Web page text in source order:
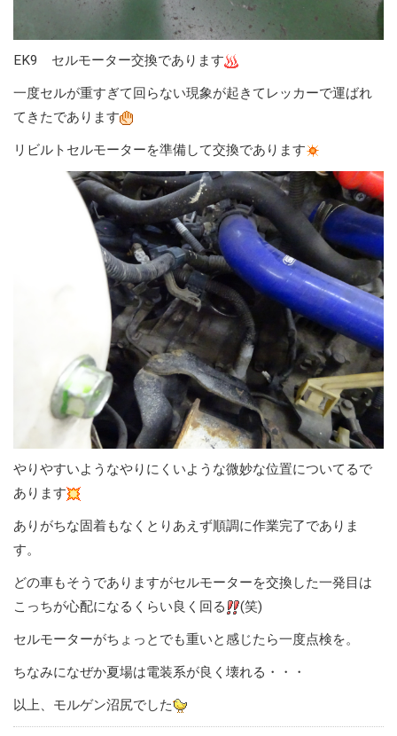
EK9 セルモーター交換であります
一度セルが重すぎて回らない現象が起きてレッカーで運ばれ
てきたであります
リビルトセルモーターを準備して交換であります
やりやすいようなやりにくいような微妙な位置についてるで
あります
ありがちな固着もなくとりあえず順調に作業完了でありま
す。
どの車もそうでありますがセルモーターを交換した一発目は
こっちが心配になるくらい良く回る
(笑)
セルモーターがちょっとでも重いと感じたら一度点検を。
ちなみになぜか夏場は電装系が良く壊れる・・・
以上、モルゲン沼尻でした